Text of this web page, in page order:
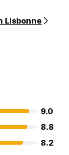
Lisbonne
9.0
8.8
8.2